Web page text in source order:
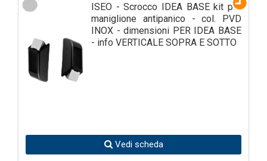
ISEO - Scrocco IDEA BASE kit per
maniglione antipanico - col. PVD
INOX - dimensioni PER IDEA BASE
- info VERTICALE SOPRA E SOTTO
Vedi scheda